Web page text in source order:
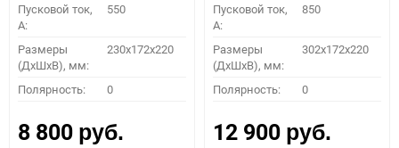
Пусковой ток,
A:
550
Размеры
(ДхШхВ), мм:
230x172x220
Полярность: 0
8 800 руб.
Пусковой ток,
A:
850
Размеры
(ДхШхВ), мм:
302x172x220
Полярность: 0
12 900 руб.